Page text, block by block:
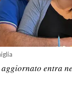
aggiornato entra